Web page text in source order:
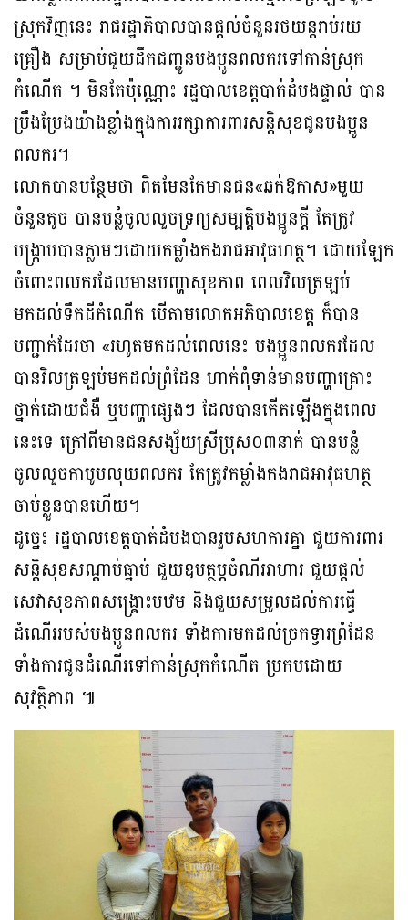
ស្រុកវិញនេះ រាជរដ្ឋាភិបាលបានផ្ដល់ចំនួនរថយន្តរាប់រយ
គ្រឿង សម្រាប់ជួយដឹកជញ្ជូនបងប្អូនពលករទៅកាន់ស្រុក
កំណើត ។ មិនតែប៉ុណ្ណោះ រដ្ឋបាលខេត្តបាត់ដំបងផ្ទាល់ បាន
ប្រឹងប្រែងយ៉ាងខ្លាំងក្នុងការរក្សាការពារសន្តិសុខជូនបងប្អូន
ពលករ។
លោកបានបន្ថែមថា ពិតមែនតែមានជន«ឆក់ឱកាស»មួយ
ចំនួនតូច បានបន្លំចូលលួចទ្រព្យសម្បត្តិបងប្អូនក្ដី តែត្រូវ
បង្ក្រាបបានភ្លាមៗដោយកម្លាំងកងរាជអាវុធហត្ថ។ ដោយឡែក
ចំពោះពលករដែលមានបញ្ហាសុខភាព ពេលវិលត្រឡប់
មកដល់ទឹកដីកំណើត បើតាមលោកអភិបាលខេត្ត ក៏បាន
បញ្ជាក់ដែរថា «រហូតមកដល់ពេលនេះ បងប្អូនពលករដែល
បានវិលត្រឡប់មកដល់ព្រំដែន ហាក់ពុំទាន់មានបញ្ហាគ្រោះ
ថ្នាក់ដោយជំងឺ ឬបញ្ហាផ្សេងៗ ដែលបានកើតឡើងក្នុងពេល
នេះទេ ក្រៅពីមានជនសង្ស័យស្រីប្រុស០៣នាក់ បានបន្លំ
ចូលលួចកាបូបលុយពលករ តែត្រូវកម្លាំងកងរាជអាវុធហត្ថ
ចាប់ខ្លួនបានហើយ។
ដូច្នេះ រដ្ឋបាលខេត្តបាត់ដំបងបានរួមសហការគ្នា ជួយការពារ
សន្ដិសុខសណ្ដាប់ធ្នាប់ ជួយឧបត្ថម្ភចំណីអាហារ ជួយផ្ដល់
សេវាសុខភាពសង្គ្រោះបឋម និងជួយសម្រូលដល់ការធ្វើ
ដំណើររបស់បងប្អូនពលករ ទាំងការមកដល់ច្រកទ្វារព្រំដែន
ទាំងការជូនដំណើរទៅកាន់ស្រុកកំណើត ប្រកបដោយ
សុវត្ថិភាព ៕